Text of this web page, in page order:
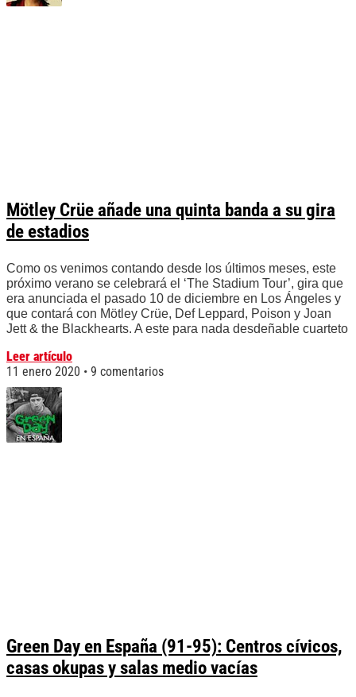
Mötley Crüe añade una quinta banda a su gira
de estadios
Como os venimos contando desde los últimos meses, este
próximo verano se celebrará el ‘The Stadium Tour’, gira que
era anunciada el pasado 10 de diciembre en Los Ángeles y
que contará con Mötley Crüe, Def Leppard, Poison y Joan
Jett & the Blackhearts. A este para nada desdeñable cuarteto
Leer artículo
11 enero 2020
9 comentarios
Green Day en España (91-95): Centros cívicos,
casas okupas y salas medio vacías